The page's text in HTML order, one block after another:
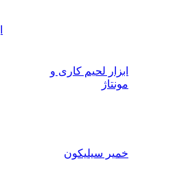
ابزار لحیم کاری و
مونتاژ
خمیر سیلیکون